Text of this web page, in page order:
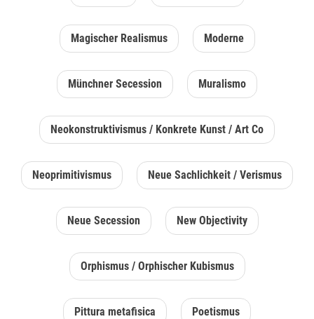
Magischer Realismus Moderne
Münchner Secession Muralismo
Neokonstruktivismus / Konkrete Kunst / Art Co
Neoprimitivismus Neue Sachlichkeit / Verismus
Neue Secession New Objectivity
Orphismus / Orphischer Kubismus
Pittura metafisica Poetismus